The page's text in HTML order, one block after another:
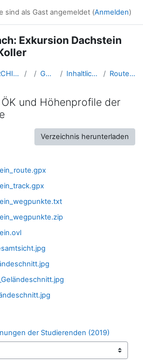
sind als Gast angemeldet (Anmelden)
Exkursion Dachstein
ARCHIV - Lehrveranstaltungen am Standort Linz - seit 2016 SS_2023
GW_EXDachstein_KlugKoller_2023ss Inhaltlicher Überblick über die Drei-Tages-Exkursion zum Dachstein Route auf der ÖK und Höhenprofile der einzelnen Tage
und Höhenprofile der
Verzeichnis herunterladen
der Studierenden (2019)